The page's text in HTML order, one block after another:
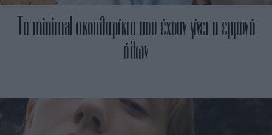
Τα minimal σκουλαρίκια που έχουν γίνει η εμμονή
όλων